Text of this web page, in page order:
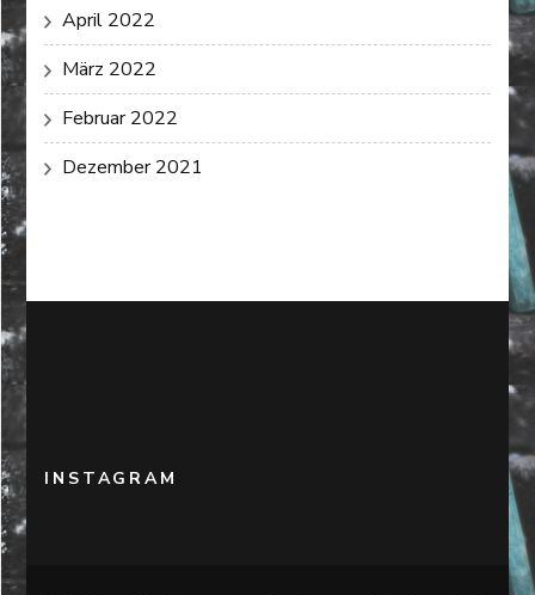
April 2022
März 2022
Februar 2022
Dezember 2021
INSTAGRAM